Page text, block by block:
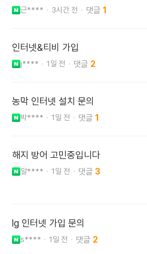
근**** 3시간 전 1
인터넷&티비 가입
j**** 1일 전 2
농막 인터넷 설치 문의
박**** 1일 전 1
해지 방어 고민중입니다
알**** 1일 전 3
lg 인터넷 가입 문의
s**** 1일 전 2